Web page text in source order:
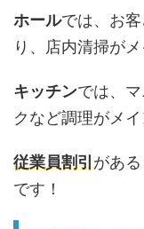
ホールでは、お
り、店内清掃が
キッチンでは、
クなど調理がメイ
従業員割引があ
です！